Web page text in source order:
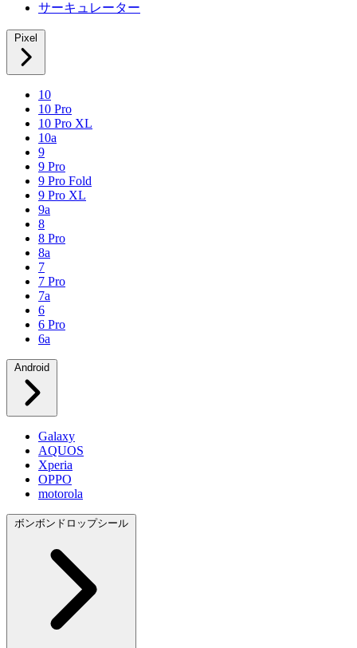
サーキュレーター
Pixel
10
10 Pro
10 Pro XL
10a
9
9 Pro
9 Pro Fold
9 Pro XL
9a
8
8 Pro
8a
7
7 Pro
7a
6
6 Pro
6a
Android
Galaxy
AQUOS
Xperia
OPPO
motorola
ボンボンドロップシール